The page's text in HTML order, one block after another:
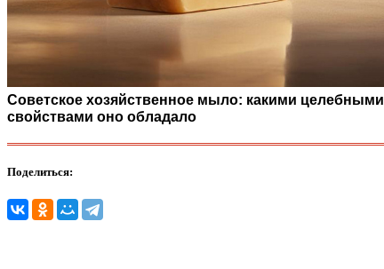
Советское хозяйственное мыло: какими целебными
свойствами оно обладало
Поделиться: